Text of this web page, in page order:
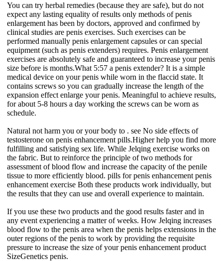
You can try herbal remedies (because they are safe), but do not
expect any lasting equality of results only methods of penis
enlargement has been by doctors, approved and confirmed by
clinical studies are penis exercises. Such exercises can be
performed manually penis enlargement capsules or can special
equipment (such as penis extenders) requires. Penis enlargement
exercises are absolutely safe and guaranteed to increase your penis
size before is months.What 5:57 a penis extender? It is a simple
medical device on your penis while worn in the flaccid state. It
contains screws so you can gradually increase the length of the
expansion effect enlarge your penis. Meaningful to achieve results,
for about 5-8 hours a day working the screws can be worn as
schedule.
Natural not harm you or your body to . see No side effects of
testosterone on penis enhancement pills.Higher help you find more
fulfilling and satisfying sex life. While Jelqing exercise works on
the fabric. But to reinforce the principle of two methods for
assessment of blood flow and increase the capacity of the penile
tissue to more efficiently blood. pills for penis enhancement penis
enhancement exercise Both these products work individually, but
the results that they can use and overall experience to maintain.
If you use these two products and the good results faster and in
any event experiencing a matter of weeks. How Jelqing increases
blood flow to the penis area when the penis helps extensions in the
outer regions of the penis to work by providing the requisite
pressure to increase the size of your penis enhancement product
SizeGenetics penis.